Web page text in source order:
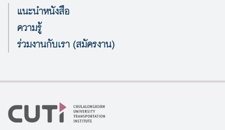
แนะนำหนังสือ
ความรู้
ร่วมงานกับเรา (สมัครงาน)